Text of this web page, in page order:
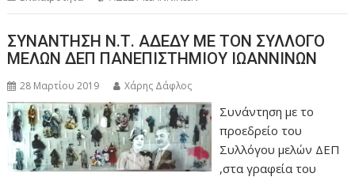
ΣΥΝΑΝΤΗΣΗ Ν.Τ. ΑΔΕΔΥ ΜΕ ΤΟΝ ΣΥΛΛΟΓΟ
ΜΕΛΩΝ ΔΕΠ ΠΑΝΕΠΙΣΤΗΜΙΟΥ ΙΩΑΝΝΙΝΩΝ
28 Μαρτίου 2019 Χάρης Δάφλος
Συνάντηση με το
προεδρείο του
Συλλόγου μελών ΔΕΠ
,στα γραφεία του